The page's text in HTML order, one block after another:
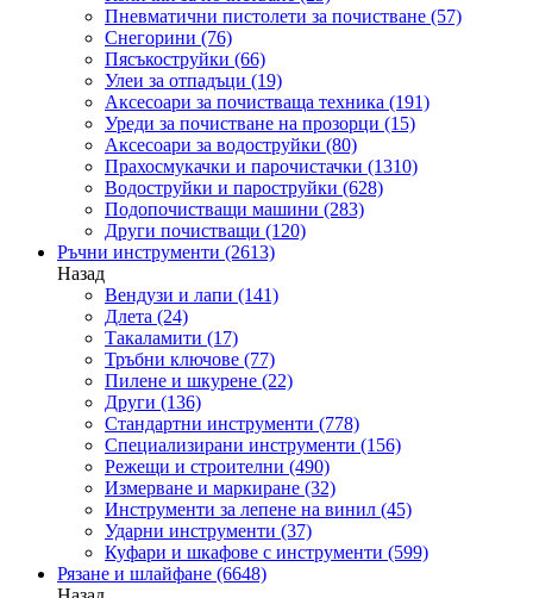
Пневматични пистолети за почистване (57)
Снегорини (76)
Пясъкоструйки (66)
Улеи за отпадъци (19)
Аксесоари за почистваща техника (191)
Уреди за почистване на прозорци (15)
Аксесоари за водоструйки (80)
Прахосмукачки и парочистачки (1310)
Водоструйки и пароструйки (628)
Подопочистващи машини (283)
Други почистващи (120)
Ръчни инструменти (2613)
Назад
Вендузи и лапи (141)
Длета (24)
Такаламити (17)
Тръбни ключове (77)
Пилене и шкурене (22)
Други (136)
Стандартни инструменти (778)
Специализирани инструменти (156)
Режещи и строителни (490)
Измерване и маркиране (32)
Инструменти за лепене на винил (45)
Ударни инструменти (37)
Куфари и шкафове с инструменти (599)
Рязане и шлайфане (6648)